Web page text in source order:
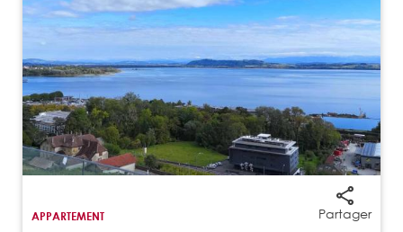
Partager
APPARTEMENT